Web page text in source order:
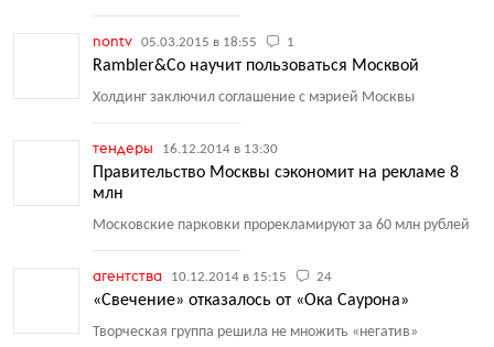
nontv 05.03.2015 в 18:55 1
Rambler&Co научит пользоваться Москвой
Холдинг заключил соглашение с мэрией Москвы
тендеры 16.12.2014 в 13:30
Правительство Москвы сэкономит на рекламе 8
млн
Московские парковки прорекламируют за 60 млн рублей
агентства 10.12.2014 в 15:15 24
«Свечение» отказалось от «Ока Саурона»
Творческая группа решила не множить «негатив»